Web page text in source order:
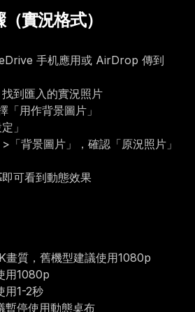
實況格式）
手机應用或 AirDrop 傳到
找到匯入的實況照片
「用作背景圖片」
」
「背景圖片」，確認「原況照片」
即可看到動態效果
畫質，舊機型建議使用1080p
用1080p
用1-2秒
暫停使用動態桌布